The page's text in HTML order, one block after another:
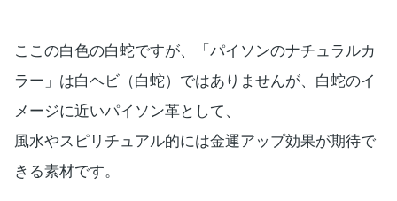
ここの白色の白蛇ですが、「パイソンのナチュラルカ
ラー」は白ヘビ（白蛇）ではありませんが、白蛇のイ
メージに近いパイソン革として、
風水やスピリチュアル的には金運アップ効果が期待で
きる素材です。